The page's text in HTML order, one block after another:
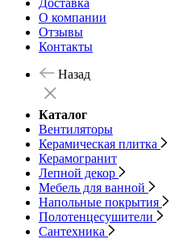
Доставка
О компании
Отзывы
Контакты
Назад
Каталог
Вентиляторы
Керамическая плитка
Керамогранит
Лепной декор
Мебель для ванной
Напольные покрытия
Полотенцесушители
Сантехника